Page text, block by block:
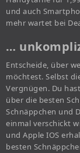
und auch
mehr wartet bei
…
Entscheide, über
möchtest. Selbst
Vergnügen. Du
über die besten
Schnäppchen und
einmal verschickt
und Apple IOS
besten